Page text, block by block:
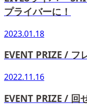
プライバーに！
2023.01.18
EVENT PRIZE / フ
2022.11.16
EVENT PRIZE /